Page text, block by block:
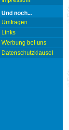
Und noch...
Umfragen
Links
Werbung bei uns
Datenschutzklausel